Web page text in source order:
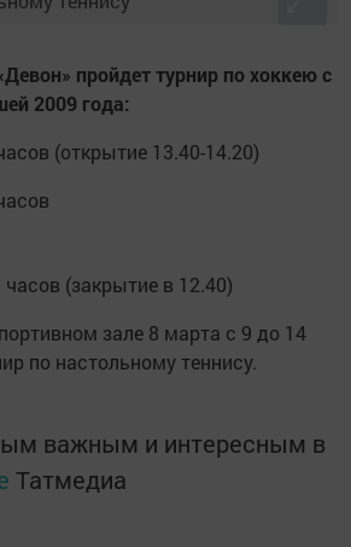
пройдет турнир по хоккею с
2009 года:
(открытие 13.40-14.20)
(закрытие в 12.40)
зале 8 марта с 9 до 14
по настольному теннису.
важным и интересным в
Татмедиа